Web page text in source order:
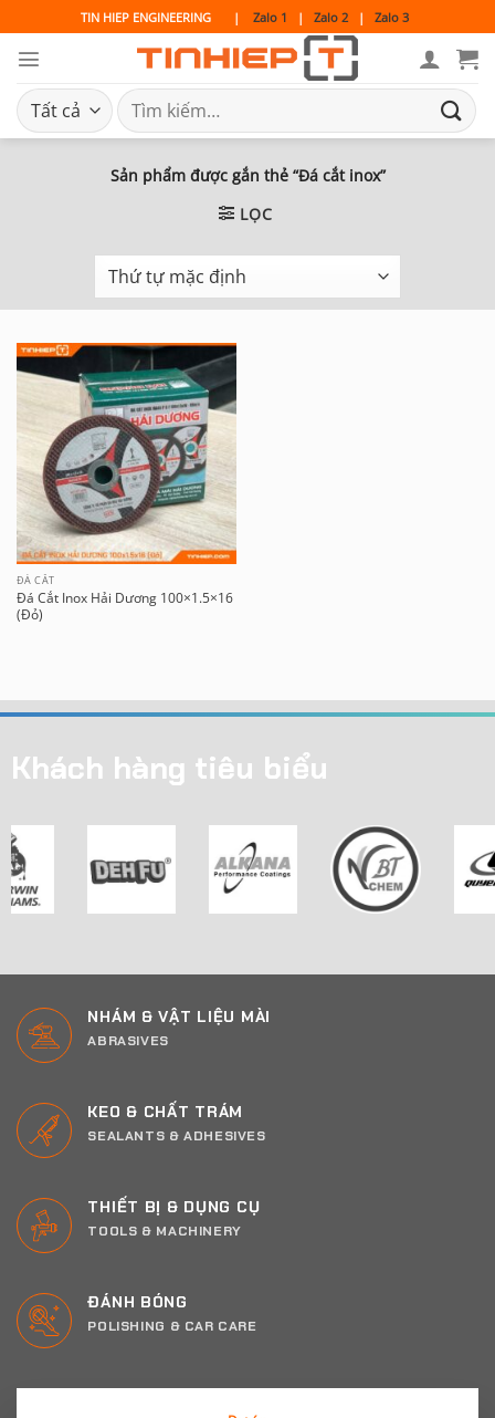
qua
nội
dung
TIN HIEP ENGINEERING | Zalo 1 | Zalo 2| Zalo 3
Tìm
kiếm:
Sản phẩm được gắn thẻ “Đá cắt inox”
LỌC
ĐÁ CẮT
Đá Cắt Inox Hải Dương 100×1.5×16
(Đỏ)
Khách hàng tiêu biểu
NHÁM & VẬT LIỆU MÀI
ABRASIVES
KEO & CHẤT TRÁM
SEALANTS & ADHESIVES
THIẾT BỊ & DỤNG CỤ
TOOLS & MACHINERY
ĐÁNH BÓNG
POLISHING & CAR CARE